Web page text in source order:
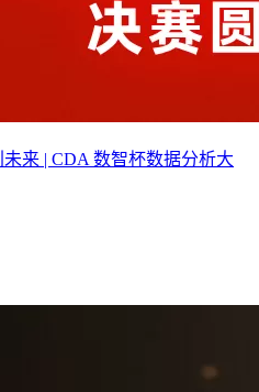
来 | CDA 数智杯数据分析大